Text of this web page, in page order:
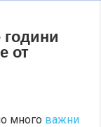
от
много важни